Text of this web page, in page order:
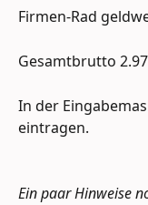
Firmen-Rad
Gesamtbrutto
In der
eintragen.
Ein paar Hinweise